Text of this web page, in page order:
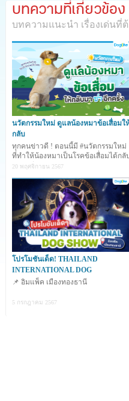
สถานที่ท่องเที่ยว ที่พัก และ
จังหวัดพระนครศรีอยุธยา ที่น้
เพื่อน ๆ ได้ลองศึกษาข้อมูล
วางแผนไปเที่ยวกันค่ะ บอก
มีสถานที่และสิ่งที่น่าสนใจซ่
ข้อมูลทั่วไปจังหวัดอยุธยา
บทความที่เกี่ยวข้อง
บทความแนะนำ เรื่องเด่นที่
นวัตกรรมใหม่ ดูแลน้องหมาข้อเสื่อมใ
กลับ
ทุกคนข่าวดี ! ตอนนี้มี #นวัตกรรมใหม่
ที่ทำให้น้องหมาเป็นโรคข้อเสื่อมได้กลั
มาซ่าอีกคร
20 พฤศจิกายน 2567
โปรโมชันเด็ด! THAILAND
INTERNATIONAL DOG
📌 อิมแพ็ค เมืองทองธานี
5 กรกฎาคม 2567